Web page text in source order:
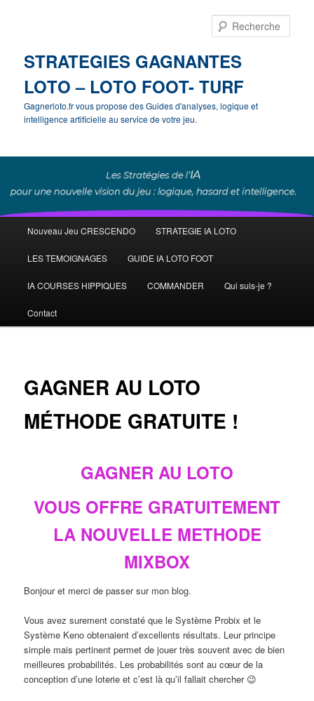
STRATEGIES GAGNANTES
LOTO – LOTO FOOT- TURF
Gagnerloto.fr vous propose des Guides d'analyses, logique et
intelligence artificielle au service de votre jeu.
principal
Aller
au
contenu
Nouveau Jeu CRESCENDO STRATEGIE IA LOTO
LES TEMOIGNAGES GUIDE IA LOTO FOOT
IA COURSES HIPPIQUES COMMANDER Qui suis-je ?
Contact
GAGNER AU LOTO
MÉTHODE GRATUITE !
GAGNER AU LOTO
VOUS OFFRE GRATUITEMENT
LA NOUVELLE METHODE
MIXBOX
Bonjour et merci de passer sur mon blog.
Vous avez surement constaté que le Système Probix et le
Système Keno obtenaient d’excellents résultats. Leur principe
simple mais pertinent permet de jouer très souvent avec de bien
meilleures probabilités. Les probabilités sont au cœur de la
conception d’une loterie et c’est là qu’il fallait chercher 😉